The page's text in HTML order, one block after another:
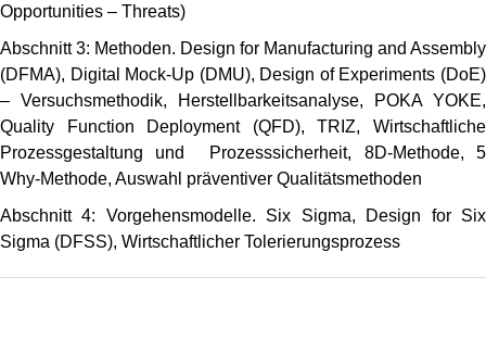
Opportunities – Threats)
Abschnitt 3: Methoden. Design for Manufacturing and Assembly
(DFMA), Digital Mock-Up (DMU), Design of Experiments (DoE)
– Versuchsmethodik, Herstellbarkeitsanalyse, POKA YOKE,
Quality Function Deployment (QFD), TRIZ, Wirtschaftliche
Prozessgestaltung und Prozesssicherheit, 8D-Methode, 5
Why-Methode, Auswahl präventiver Qualitätsmethoden
Abschnitt 4: Vorgehensmodelle. Six Sigma, Design for Six
Sigma (DFSS), Wirtschaftlicher Tolerierungsprozess